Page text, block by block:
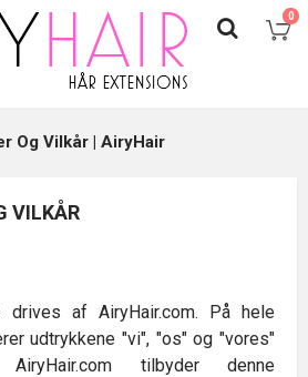
0
Og Vilkår | AiryHair
VILKÅR
drives af AiryHair.com. På hele
udtrykkene "vi", "os" og "vores"
tilbyder denne